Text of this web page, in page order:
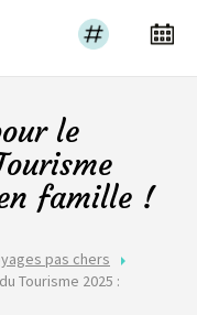
pas chers
Tourisme 2025 :
le
famille !